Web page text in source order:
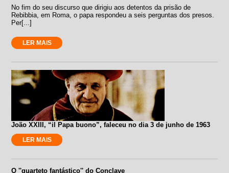
No fim do seu discurso que dirigiu aos detentos da prisão de
Rebibbia, em Roma, o papa respondeu a seis perguntas dos presos.
Per[...]
LER MAIS
João XXIII, “il Papa buono”, faleceu no dia 3 de junho de 1963
LER MAIS
O ''quarteto fantástico'' do Conclave